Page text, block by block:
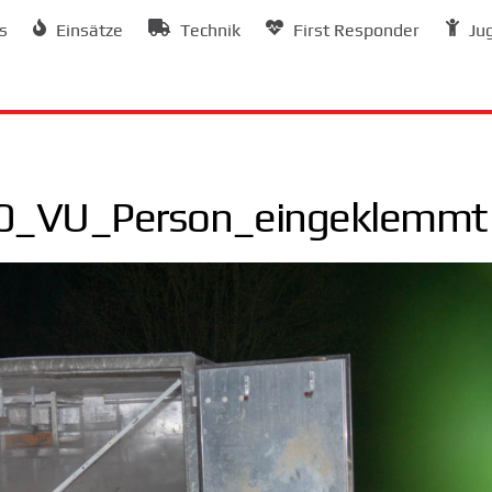
Einsätze Technik First Responder